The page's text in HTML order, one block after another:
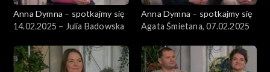
Anna Dymna – spotkajmy się
14.02.2025 – Julia Badowska
Anna Dymna – spotkajmy się
Agata Śmietana, 07.02.2025